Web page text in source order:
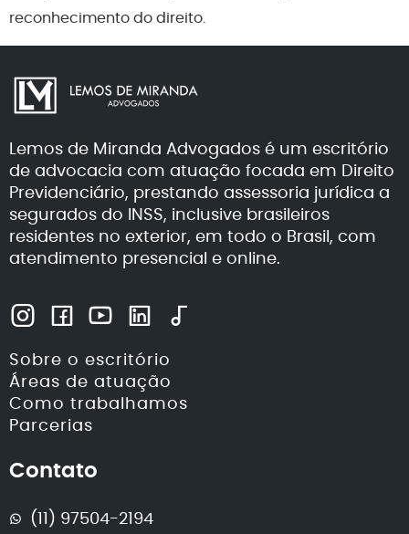
reconhecimento do direito.
Lemos de Miranda Advogados é um escritório
de advocacia com atuação focada em Direito
Previdenciário, prestando assessoria jurídica a
segurados do INSS, inclusive brasileiros
residentes no exterior, em todo o Brasil, com
atendimento presencial e online.
Sobre o escritório
Áreas de atuação
Como trabalhamos
Parcerias
Contato
(11) 97504-2194